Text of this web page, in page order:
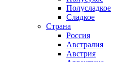
Полусладкое
Сладкое
Страна
Россия
Австралия
Австрия